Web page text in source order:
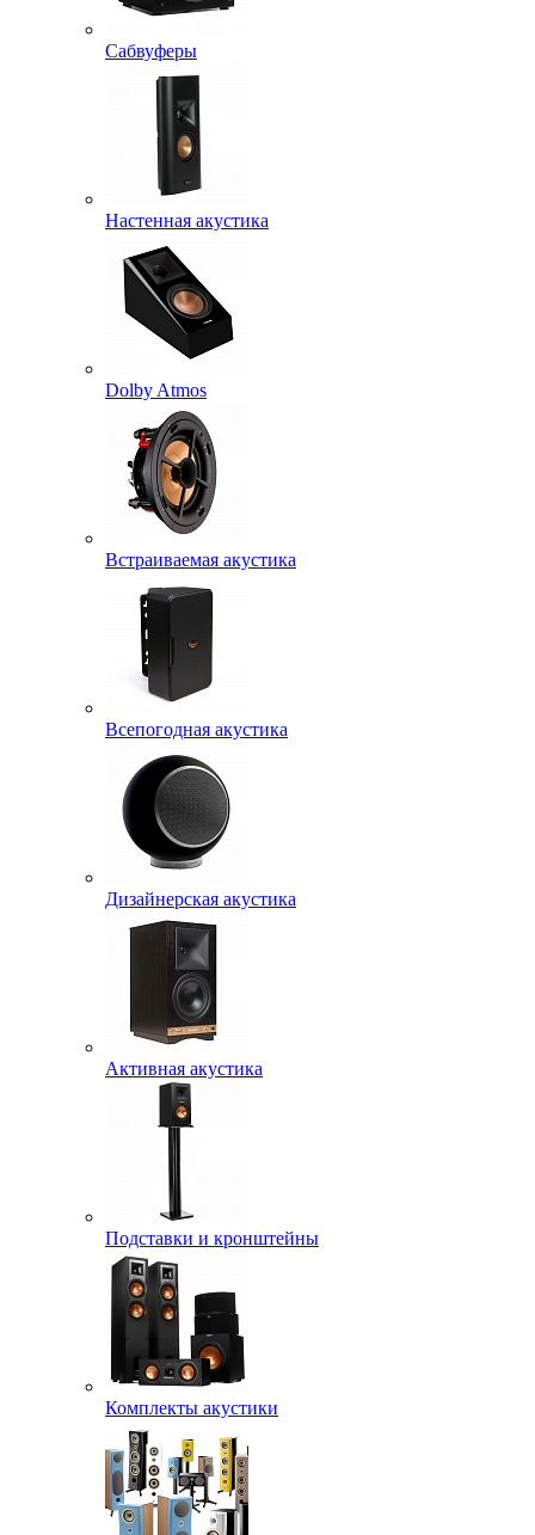
Сабвуферы
Настенная акустика
Dolby Atmos
Встраиваемая акустика
Всепогодная акустика
Дизайнерская акустика
Активная акустика
Подставки и кронштейны
Комплекты акустики